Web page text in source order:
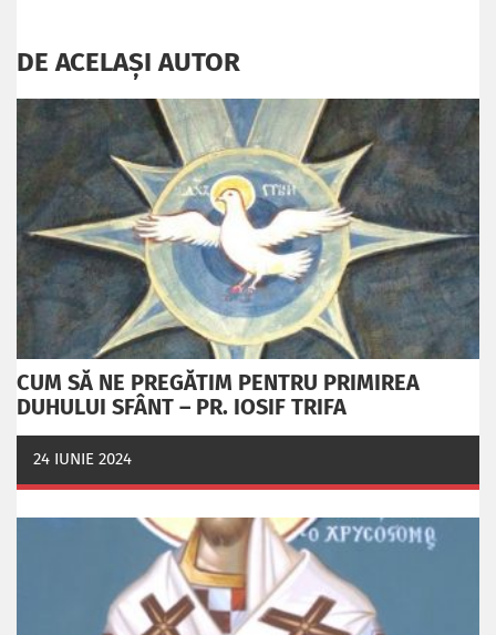
DE ACELAȘI AUTOR
CUM SĂ NE PREGĂTIM PENTRU PRIMIREA
DUHULUI SFÂNT – PR. IOSIF TRIFA
24 IUNIE 2024